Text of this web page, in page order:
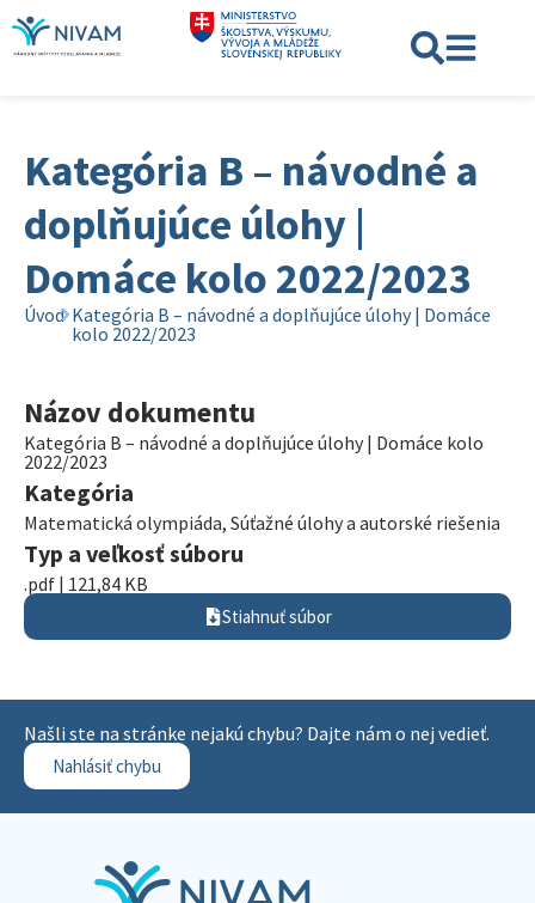
Kategória B – návodné a
doplňujúce úlohy |
Domáce kolo 2022/2023
Úvod Kategória B – návodné a doplňujúce úlohy | Domáce
kolo 2022/2023
Názov dokumentu
Kategória B – návodné a doplňujúce úlohy | Domáce kolo
2022/2023
Kategória
Matematická olympiáda, Súťažné úlohy a autorské riešenia
Typ a veľkosť súboru
.pdf | 121,84 KB
Stiahnuť súbor
Našli ste na stránke nejakú chybu? Dajte nám o nej vedieť.
Nahlásiť chybu